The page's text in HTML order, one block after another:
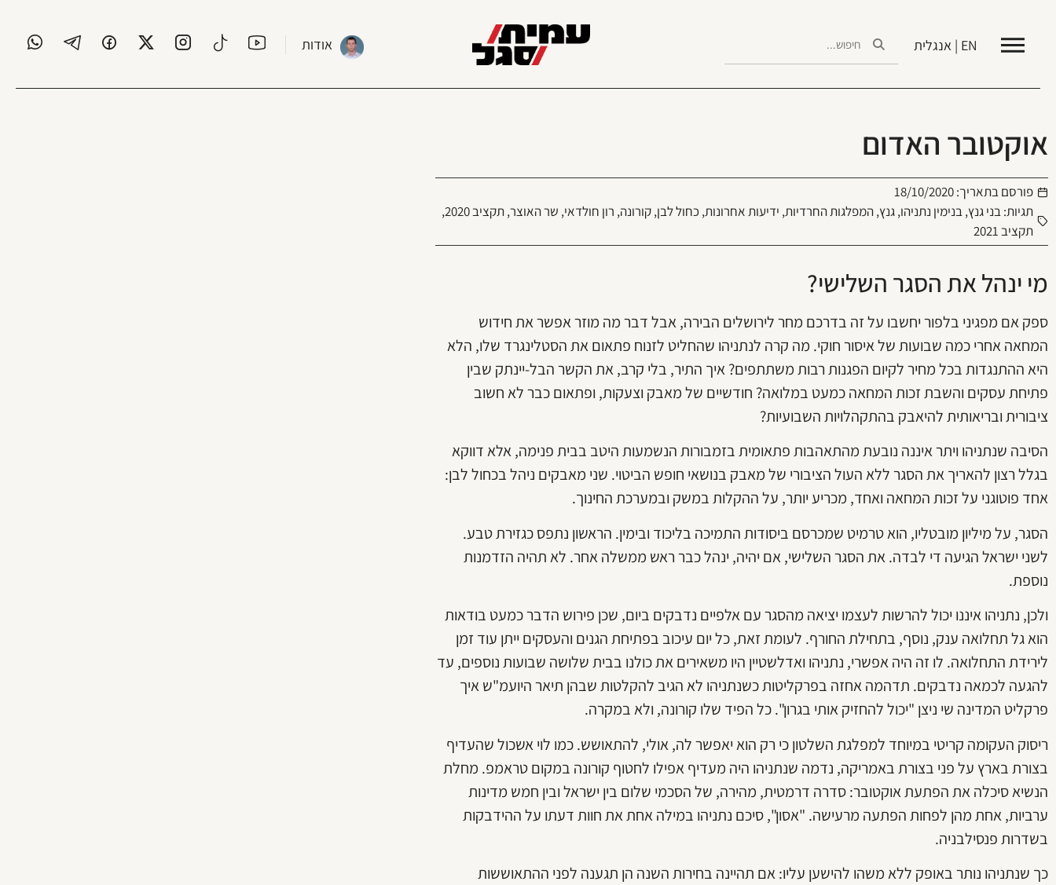
EN | אנגלית אודות
אוקטובר האדום
פורסם בתאריך:18/10/2020
תגיות:בני גנץ,בנימין נתניהו,גנץ,המפלגות החרדיות, ידיעות אחרונות, כחול לבן,קורונה, רון חולדאי, שר האוצר,תקציב 2020
,
תקציב 2021
מי ינהל את הסגר השלישי?
ספק אם מפגיני בלפור יחשבו על זה בדרכם מחר לירושלים הבירה, אבל דבר מה מוזר אפשר את חידוש
המחאה אחרי כמה שבועות של איסור חוקי. מה קרה לנתניהו שהחליט לזנוח פתאום את הסטלינגרד שלו, הלא
היא ההתנגדות בכל מחיר לקיום הפגנות רבות משתתפים? איך התיר, בלי קרב, את הקשר הבל-יינתק שבין
פתיחת עסקים והשבת זכות המחאה כמעט במלואה? חודשיים של מאבק וצעקות, ופתאום כבר לא חשוב
ציבורית ובריאותית להיאבק בהתקהלויות השבועיות?
הסיבה שנתניהו ויתר איננה נובעת מהתאהבות פתאומית בזמבורות הנשמעות היטב בבית פנימה, אלא דווקא
בגלל רצון להאריך את הסגר ללא העול הציבורי של מאבק בנושאי חופש הביטוי. שני מאבקים ניהל בכחול לבן:
אחד פוטוגני על זכות המחאה ואחד, מכריע יותר, על ההקלות במשק ובמערכת החינוך.
הסגר, על מיליון מובטליו, הוא טרמיט שמכרסם ביסודות התמיכה בליכוד ובימין. הראשון נתפס כגזירת טבע.
לשני ישראל הגיעה די לבדה. את הסגר השלישי, אם יהיה, ינהל כבר ראש ממשלה אחר. לא תהיה הזדמנות
נוספת.
ולכן, נתניהו איננו יכול להרשות לעצמו יציאה מהסגר עם אלפיים נדבקים ביום, שכן פירוש הדבר כמעט בודאות
הוא גל תחלואה ענק, נוסף, בתחילת החורף. לעומת זאת, כל יום עיכוב בפתיחת הגנים והעסקים ייתן עוד זמן
לירידת התחלואה. לו זה היה אפשרי, נתניהו ואדלשטיין היו משאירים את כולנו בבית שלושה שבועות נוספים, עד
להגעה לכמאה נדבקים. תדהמה אחזה בפרקליטות כשנתניהו לא הגיב להקלטות שבהן תיאר היועמ"ש איך
פרקליט המדינה שי ניצן "יכול להחזיק אותי בגרון". כל הפיד שלו קורונה, ולא במקרה.
ריסוק העקומה קריטי במיוחד למפלגת השלטון כי רק הוא יאפשר לה, אולי, להתאושש. כמו לוי אשכול שהעדיף
בצורת בארץ על פני בצורת באמריקה, נדמה שנתניהו היה מעדיף אפילו לחטוף קורונה במקום טראמפ. מחלת
הנשיא סיכלה את הפתעת אוקטובר: סדרה דרמטית, מהירה, של הסכמי שלום בין ישראל ובין חמש מדינות
ערביות, אחת מהן לפחות הפתעה מרעישה. "אסון", סיכם נתניהו במילה אחת את חוות דעתו על ההידבקות
בשדרות פנסילבניה.
כך שנתניהו נותר באופק ללא משהו להישען עליו: אם תהיינה בחירות השנה הן תגענה לפני ההתאוששות